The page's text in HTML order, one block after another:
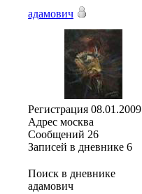
адамович
Регистрация 08.01.2009
Адрес москва
Сообщений 26
Записей в дневнике 6
Поиск в дневнике
адамович